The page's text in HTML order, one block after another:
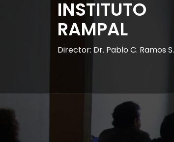
INSTITUTO
RAMPAL
Director: Dr. Pablo C. Ramos S.